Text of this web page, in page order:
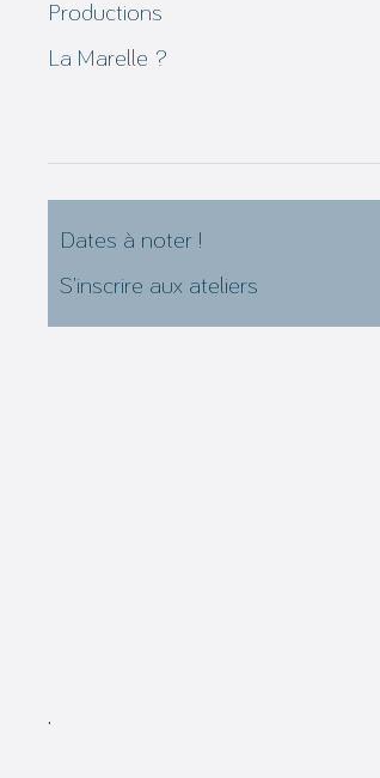
Productions
La Marelle ?
Dates à noter !
S’inscrire aux ateliers
.